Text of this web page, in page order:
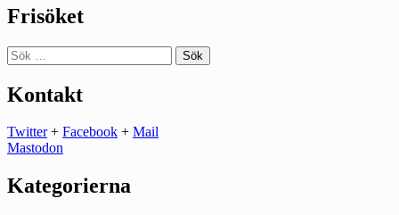
Frisöket
Sök
efter:
Kontakt
Twitter+ Facebook + Mail
Mastodon
Kategorierna